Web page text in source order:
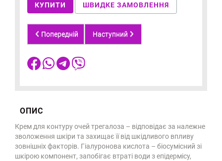
КУПИТИ ШВИДКЕ ЗАМОВЛЕННЯ
Попередній Наступний
ОПИС
Крем для контуру очей трегалоза – відповідає за належне
зволоження шкіри та захищає її від шкідливого впливу
зовнішніх факторів. Гіалуронова кислота – біосумісний зі
шкірою компонент, запобігає втраті води з епідермісу,